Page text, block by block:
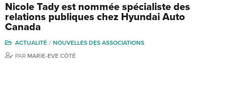
Nicole Tady est nommée spécialiste des
relations publiques chez Hyundai Auto
Canada
ACTUALITÉ
NOUVELLES DES ASSOCIATIONS
PAR MARIE-EVE CÔTÉ